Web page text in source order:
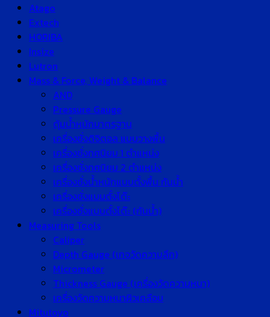
Atago
Extech
HORIBA
Insize
Lutron
Mass & Force, Weight & Balance
AND
Pressure Gauge
ตุ้มน้ำหนักมาตรฐาน
เครื่องชั่งดิจิตอล แบบวางพื้น
เครื่องชั่งทศนิยม 1 ตำแหน่ง
เครื่องชั่งทศนิยม 2 ตำแหน่ง
เครื่องชั่งน้ำหนักแบบตั้งพื้น กันน้ำ
เครื่องชั่งแบบตั้งโต๊ะ
เครื่องชั่งแบบตั้งโต๊ะ (กันน้ำ)
Measuring Tools
Caliper
Depth Gauge (เกจวัดความลึก)
Micrometer
Thickness Gauge (เครื่องวัดความหนา)
เครื่องวัดความหนาผิวเคลือบ
Mitutoyo